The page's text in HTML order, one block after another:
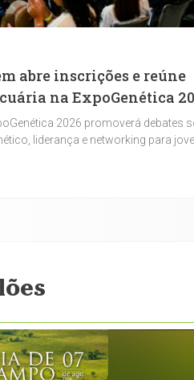
abre inscrições e reúne
na ExpoGenética
2026 promoverá debates
liderança e networking para